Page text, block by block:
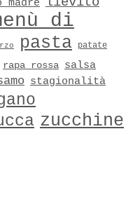
di
pasta patate
rapa rossa salsa
stagionalità
zucchine